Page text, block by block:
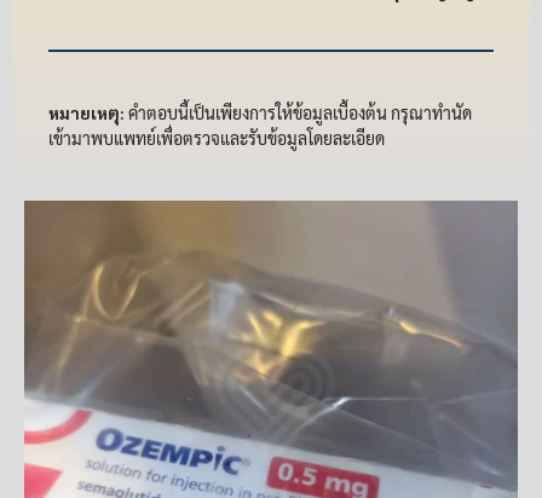
หมายเหตุ: คำตอบนี้เป็นเพียงการให้ข้อมูลเบื้องต้น กรุณาทำนัด
เข้ามาพบแพทย์เพื่อตรวจและรับข้อมูลโดยละเอียด